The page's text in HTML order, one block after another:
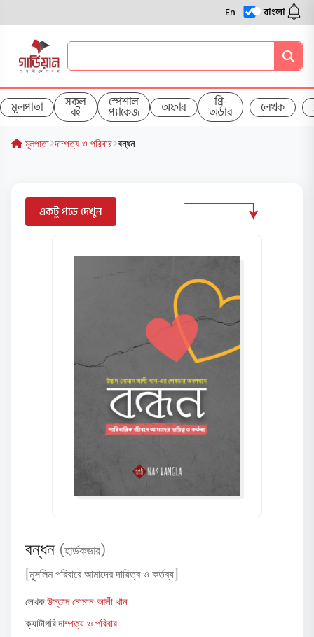
En বাংলা
মূলপাতা সকল
বই
স্পেশাল
প্যাকেজ অফার প্রি-
অর্ডার লেখক
মূলপাতা দাম্পত্য ও পরিবার বন্ধন
একটু পড়ে দেখুন
বন্ধন (হার্ডকভার)
[মুুসলিম পরিবারে আমাদের দায়িত্ব ও কর্তব্য]
লেখক:উস্তাদ নোমান আলী খান
ক্যাটাগরি:দাম্পত্য ও পরিবার